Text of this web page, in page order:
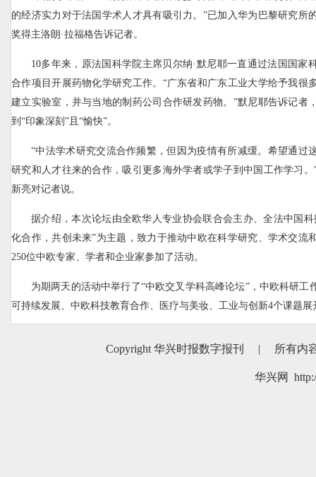
的经济实力对于法国学术人才具有吸引力。”已加入华为巴黎研究所
奖得主洛朗·拉福格告诉记者。
10多年来，原法国科学院主席贝尔纳·默尼耶一直通过法国国家
合作项目开展药物化学研究工作。“广东省和广东工业大学给予我很
建立实验室，并与当地的制药公司合作研发药物。”默尼耶告诉记者
到“印象深刻”且“愉快”。
“中法学术研究交流合作频繁，但因为疫情有所减缓。希望通过
研究和人才往来的合作，吸引更多海外学者或学子到中国工作学习
新亮对记者说。
据介绍，本次论坛由全欧华人专业协会联合会主办、全法中国
化合作，共创未来”为主题，致力于推动中欧在科学研究、学术交流
250位中欧专家、学者和企业家参加了活动。
为期两天的活动中举行了“中欧交叉学科高峰论坛”，中欧科研工
可持续发展、中欧科技教育合作、医疗与美妆、工业与创新4个课题展
Copyright 华兴时报数字报刊 | 所有内
华兴网